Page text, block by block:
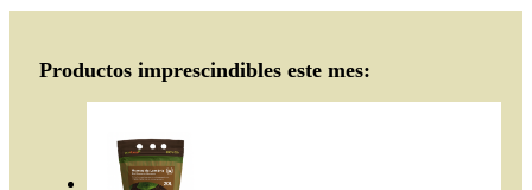
Productos imprescindibles este mes: